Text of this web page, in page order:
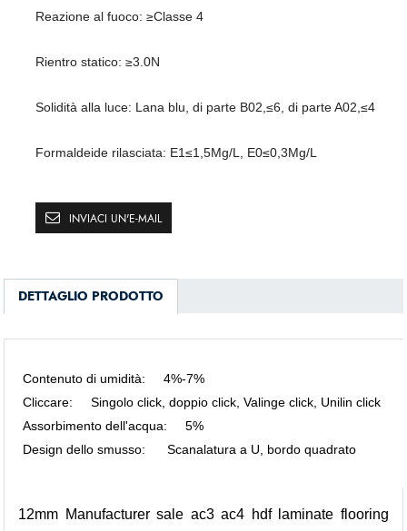
Reazione al fuoco: ≥Classe 4
Rientro statico: ≥3.0N
Solidità alla luce: Lana blu, di parte B02,≤6, di parte A02,≤4
Formaldeide rilasciata: E1≤1,5Mg/L, E0≤0,3Mg/L
INVIACI UN'E-MAIL
DETTAGLIO PRODOTTO
Contenuto di umidità:
4%-7%
Cliccare:
Singolo click, doppio click, Valinge click, Unilin click
Assorbimento dell'acqua:
5%
Design dello smusso: Scanalatura a U, bordo quadrato
12mm Manufacturer sale ac3 ac4 hdf laminate flooring